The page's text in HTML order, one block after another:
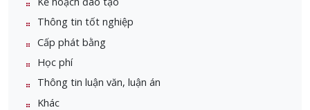
Thông tin tốt nghiệp
Cấp phát bằng
Học phí
Thông tin luận văn, luận án
Khác